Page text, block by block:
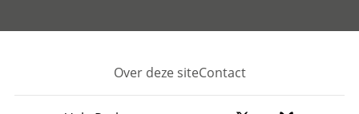
Footer
Over deze siteContact